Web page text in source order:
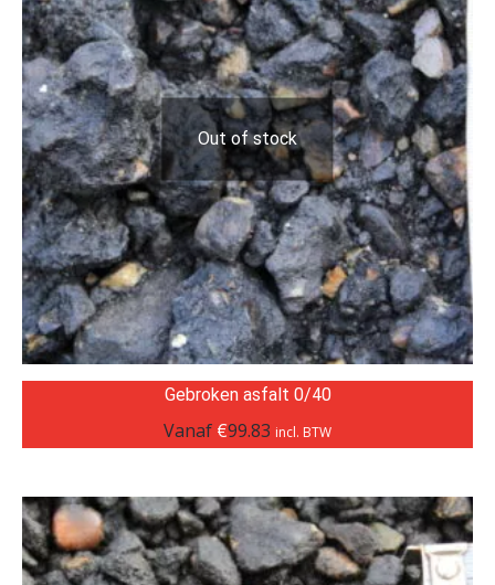
Out of stock
Gebroken asfalt 0/40
Vanaf €99.83 incl. BTW